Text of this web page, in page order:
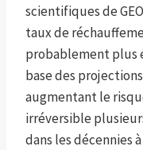
scientifiques de
taux de
probablement plus
base des
augmentant le
irréversible
dans les décennies